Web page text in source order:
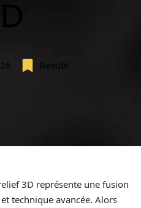
Beauté
3D représente une fusion
technique avancée. Alors